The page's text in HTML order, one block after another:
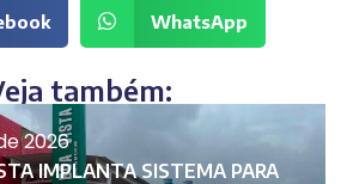
WhatsApp
também:
2026
IMPLANTA SISTEMA PARA